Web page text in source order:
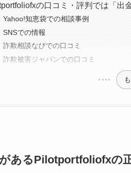
の口コミ・評判では「出
Yahoo!知恵袋での相談事例
SNSでの情報
詐欺相談なびでの口コミ
詐欺被害ジャパンでの口コミ
あるPilotportfoliofxの